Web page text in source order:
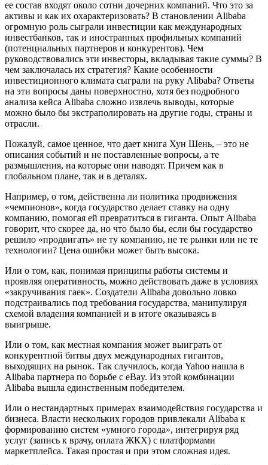
ее состав входят около сотни дочерних компаний. Что это за
активы и как их охарактеризовать? В становлении Alibaba
огромную роль сыграли инвестиции как международных
инвестбанков, так и иностранных профильных компаний
(потенциальных партнеров и конкурентов). Чем
руководствовались эти инвесторы, вкладывая такие суммы? В
чем заключалась их стратегия? Какие особенности
инвестиционного климата сыграли на руку Alibaba? Ответы
на эти вопросы даны поверхностно, хотя без подробного
анализа кейса Alibaba сложно извлечь выводы, которые
можно было бы экстраполировать на другие годы, страны и
отрасли.
Пожалуй, самое ценное, что дает книга Хун Шень, – это не
описания событий и не поставленные вопросы, а те
размышления, на которые они наводят. Причем как в
глобальном плане, так и в деталях.
Например, о том, действенна ли политика продвижения
«чемпионов», когда государство делает ставку на одну
компанию, помогая ей превратиться в гиганта. Опыт Alibaba
говорит, что скорее да, но что было бы, если бы государство
решило «продвигать» не ту компанию, не те рынки или не те
технологии? Цена ошибки может быть высока.
Или о том, как, понимая принципы работы системы и
проявляя оперативность, можно действовать даже в условиях
«закручивания гаек». Создатели Alibaba довольно ловко
подстраивались под требования государства, манипулируя
схемой владения компанией и в итоге оказываясь в
выигрыше.
Или о том, как местная компания может выиграть от
конкурентной битвы двух международных гигантов,
выходящих на рынок. Так случилось, когда Yahoo нашла в
Alibaba партнера по борьбе с eBay. Из этой комбинации
Alibaba вышла единственным победителем.
Или о нестандартных примерах взаимодействия государства и
бизнеса. Власти нескольких городов привлекали Alibaba к
формированию систем «умного города», интегрируя ряд
услуг (запись к врачу, оплата ЖКХ) с платформами
маркетплейса. Такая простая и при этом сложная идея.